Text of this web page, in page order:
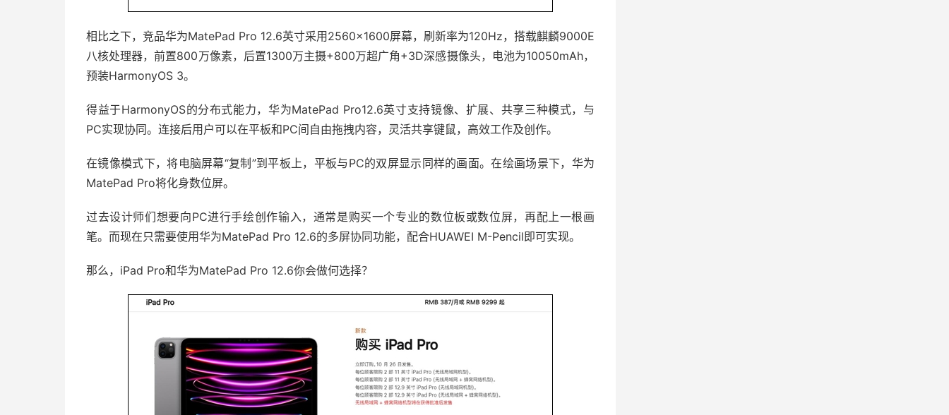
相比之下，竞品华为MatePad Pro 12.6英寸采用2560×1600屏幕，刷新率为120Hz，搭载麒麟9000E
八核处理器，前置800万像素，后置1300万主摄+800万超广角+3D深感摄像头，电池为10050mAh，
预装HarmonyOS 3。
得益于HarmonyOS的分布式能力，华为MatePad Pro12.6英寸支持镜像、扩展、共享三种模式，与
PC实现协同。连接后用户可以在平板和PC间自由拖拽内容，灵活共享键鼠，高效工作及创作。
在镜像模式下，将电脑屏幕“复制”到平板上，平板与PC的双屏显示同样的画面。在绘画场景下，华为
MatePad Pro将化身数位屏。
过去设计师们想要向PC进行手绘创作输入，通常是购买一个专业的数位板或数位屏，再配上一根画
笔。而现在只需要使用华为MatePad Pro 12.6的多屏协同功能，配合HUAWEI M-Pencil即可实现。
那么，iPad Pro和华为MatePad Pro 12.6你会做何选择？